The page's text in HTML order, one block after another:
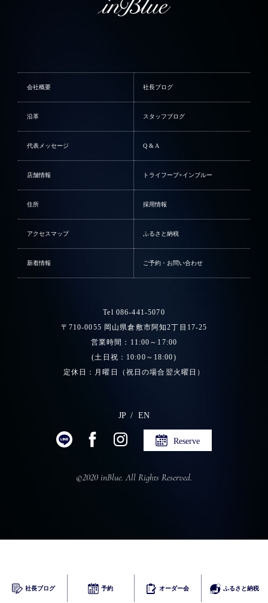
会社概要 社長ブログ
沿革 スタッフブログ
代表メッセージ Q & A
店舗情報 トライフープ×インブルー
住所 採用情報
アクセスマップ ふるさと納税
新着情報 ご予約・お問い合わせ
Tel 086-441-5070
〒710-0055 岡山県倉敷市阿知2丁目17-25
営業時間：11:00～17:00
(土日祝：10:00～18:00)
定休日：月曜日（祝日の場合翌火曜日）
JP EN
Reserve
©2020 inBlue. All Rights Reserved.
ふるさとチョイス
社長ブログ 予約 オーダー会 ふるさと納税